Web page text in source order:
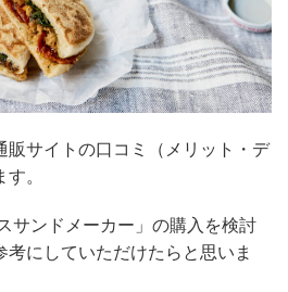
販サイトの口コミ（メリット・デ
。
サンドメーカー」の購入を検討
にしていただけたらと思いま